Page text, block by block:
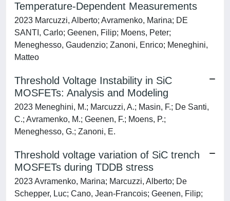
Temperature-Dependent Measurements
2023 Marcuzzi, Alberto; Avramenko, Marina; DE
SANTI, Carlo; Geenen, Filip; Moens, Peter;
Meneghesso, Gaudenzio; Zanoni, Enrico; Meneghini,
Matteo
Threshold Voltage Instability in SiC
MOSFETs: Analysis and Modeling
2023 Meneghini, M.; Marcuzzi, A.; Masin, F.; De Santi,
C.; Avramenko, M.; Geenen, F.; Moens, P.;
Meneghesso, G.; Zanoni, E.
Threshold voltage variation of SiC trench
MOSFETs during TDDB stress
2023 Avramenko, Marina; Marcuzzi, Alberto; De
Schepper, Luc; Cano, Jean-Francois; Geenen, Filip;